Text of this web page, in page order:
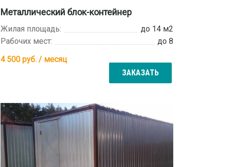
Металлический блок-контейнер
Жилая площадь:
до 14 м2
Рабочих мест:
до 8
4 500руб. / месяц
ЗАКАЗАТЬ